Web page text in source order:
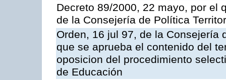
Decreto 89/2000, 22 mayo, por el
de la Consejería de Política
Orden, 16 jul 97, de la Consejería
que se aprueba el contenido del
oposicion del procedimiento
de Educación